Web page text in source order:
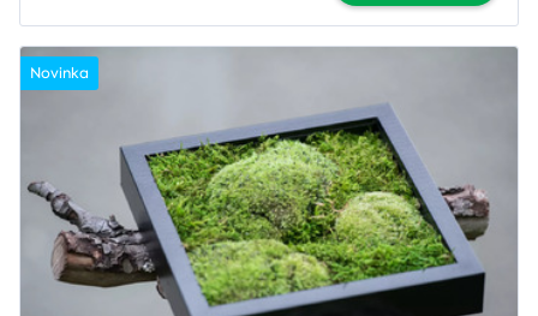
Novinka